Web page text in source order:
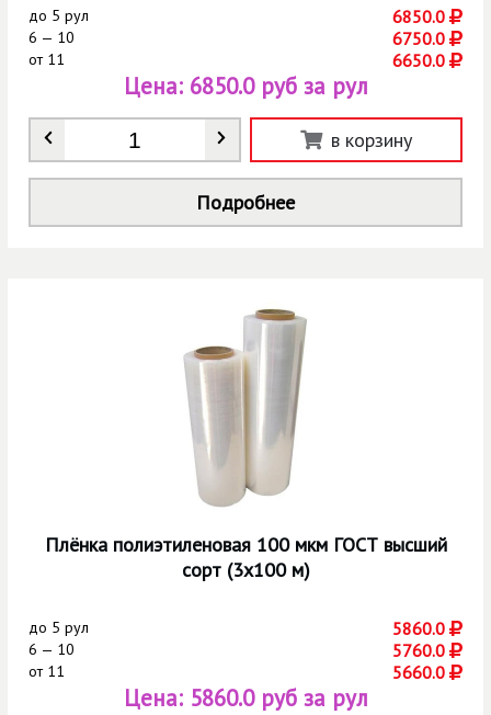
до 5 рул 6850.0
6 — 10 6750.0
от11 6650.0
Количество
Цена: 6850.0 руб за рул
в корзину
Подробнее
Плёнка полиэтиленовая 100 мкм ГОСТ высший
сорт (3х100 м)
до 5 рул 5860.0
6 — 10 5760.0
от11 5660.0
Цена: 5860.0 руб за рул